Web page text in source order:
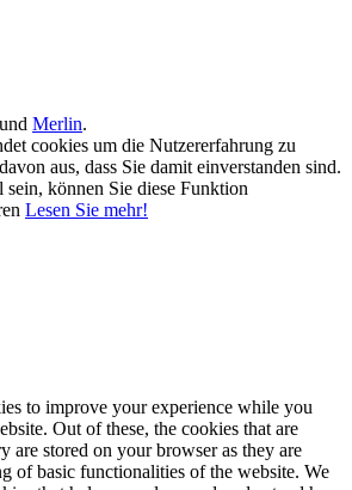
und Merlin.
cookies um die Nutzererfahrung zu
aus, dass Sie damit einverstanden sind.
sein, können Sie diese Funktion
Lesen Sie mehr!
to improve your experience while you
Out of these, the cookies that are
are stored on your browser as they are
of basic functionalities of the website. We